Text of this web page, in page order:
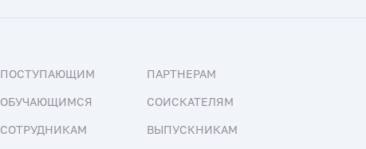
ПОСТУПАЮЩИМ
ОБУЧАЮЩИМСЯ
СОТРУДНИКАМ
ПАРТНЕРАМ
СОИСКАТЕЛЯМ
ВЫПУСКНИКАМ